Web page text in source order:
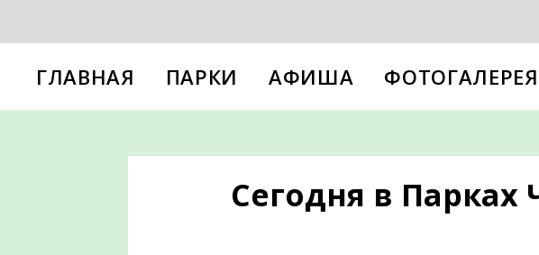
ГЛАВНАЯ ПАРКИ АФИША ФОТОГАЛЕРЕЯ
Сегодня в Парках